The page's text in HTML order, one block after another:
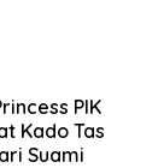
PIK
Kado Tas
Suami